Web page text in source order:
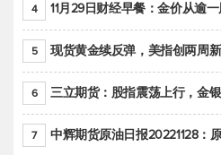
4 11月29日财经早餐：金价从逾一周高位回落
5 现货黄金续反弹，美指创两周
6 三立期货：股指震荡上行，金银底部
7 中辉期货原油日报20221128：原油价格持